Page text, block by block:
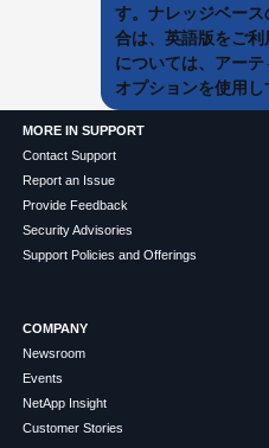
す。ナレッジベー
合は、英語版をご
については、アー
オプションを使用し
MORE IN SUPPORT
Contact Support
Report an Issue
Provide Feedback
Security Advisories
Support Policies and Offerings
COMPANY
Newsroom
Events
NetApp Insight
Customer Stories